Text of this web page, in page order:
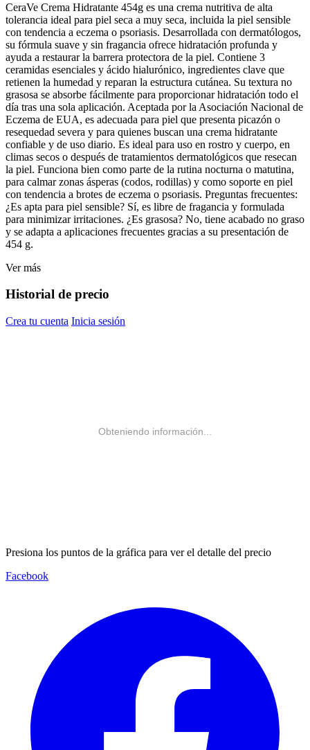
CeraVe Crema Hidratante 454g es una crema nutritiva de alta
tolerancia ideal para piel seca a muy seca, incluida la piel sensible
con tendencia a eczema o psoriasis. Desarrollada con dermatólogos,
su fórmula suave y sin fragancia ofrece hidratación profunda y
ayuda a restaurar la barrera protectora de la piel. Contiene 3
ceramidas esenciales y ácido hialurónico, ingredientes clave que
retienen la humedad y reparan la estructura cutánea. Su textura no
grasosa se absorbe fácilmente para proporcionar hidratación todo el
día tras una sola aplicación. Aceptada por la Asociación Nacional de
Eczema de EUA, es adecuada para piel que presenta picazón o
resequedad severa y para quienes buscan una crema hidratante
confiable y de uso diario. Es ideal para uso en rostro y cuerpo, en
climas secos o después de tratamientos dermatológicos que resecan
la piel. Funciona bien como parte de la rutina nocturna o matutina,
para calmar zonas ásperas (codos, rodillas) y como soporte en piel
con tendencia a brotes de eczema o psoriasis. Preguntas frecuentes:
¿Es apta para piel sensible? Sí, es libre de fragancia y formulada
para minimizar irritaciones. ¿Es grasosa? No, tiene acabado no graso
y se adapta a aplicaciones frecuentes gracias a su presentación de
454 g.
Ver más
Historial de precio
Crea tu cuenta Inicia sesión
Obteniendo información...
Presiona los puntos de la gráfica para ver el detalle del precio
Facebook